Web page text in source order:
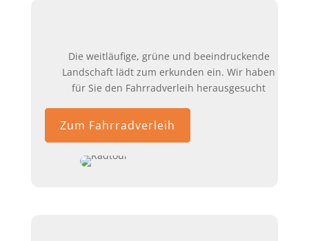
Die weitläufige, grüne und beeindruckende
Landschaft lädt zum erkunden ein. Wir haben
für Sie den Fahrradverleih herausgesucht
Zum Fahrradverleih